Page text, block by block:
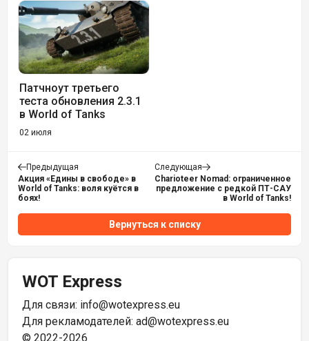
Патчноут третьего
теста обновления 2.3.1
в World of Tanks
02 июля
Предыдущая
Акция «Едины в свободе» в
World of Tanks: воля куётся в
боях!
Следующая
Charioteer Nomad: ограниченное
предложение с редкой ПТ-САУ
в World of Tanks!
Вернуться к списку
WOT Express
Для связи: info@wotexpress.eu
Для рекламодателей: ad@wotexpress.eu
© 2022-2026